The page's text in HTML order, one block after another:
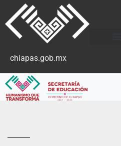
chiapas.gob.mx